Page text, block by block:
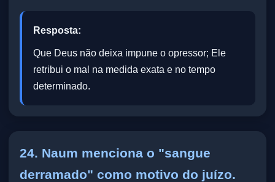
Resposta:
Que Deus não deixa impune o opressor; Ele
retribui o mal na medida exata e no tempo
determinado.
24. Naum menciona o "sangue
derramado" como motivo do juízo.